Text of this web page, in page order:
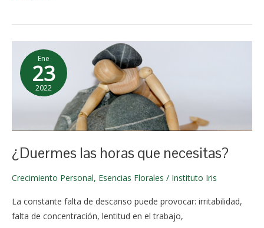
Ene
23
2022
23 de
enero de
2022
¿Duermes las horas que necesitas?
Crecimiento Personal, Esencias Florales / Instituto Iris
La constante falta de descanso puede provocar: irritabilidad,
falta de concentración, lentitud en el trabajo,
¿Duermes
las
horas